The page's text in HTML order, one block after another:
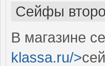
Сейфы
В магазине
klassa.ru/>